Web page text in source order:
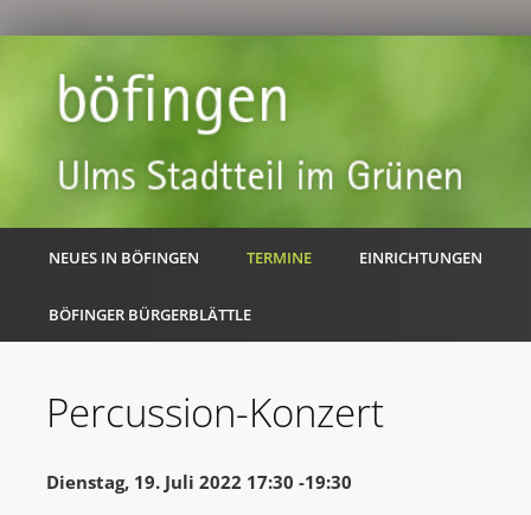
NEUES IN BÖFINGEN TERMINE EINRICHTUNGEN
BÖFINGER BÜRGERBLÄTTLE
Percussion-Konzert
Dienstag, 19. Juli 2022 17:30 -19:30